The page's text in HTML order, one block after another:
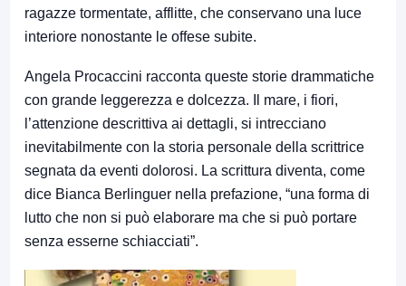
ragazze tormentate, afflitte, che conservano una luce
interiore nonostante le offese subite.
Angela Procaccini racconta queste storie drammatiche
con grande leggerezza e dolcezza. Il mare, i fiori,
l’attenzione descrittiva ai dettagli, si intrecciano
inevitabilmente con la storia personale della scrittrice
segnata da eventi dolorosi. La scrittura diventa, come
dice Bianca Berlinguer nella prefazione, “una forma di
lutto che non si può elaborare ma che si può portare
senza esserne schiacciati”.